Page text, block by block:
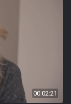
00:02:21